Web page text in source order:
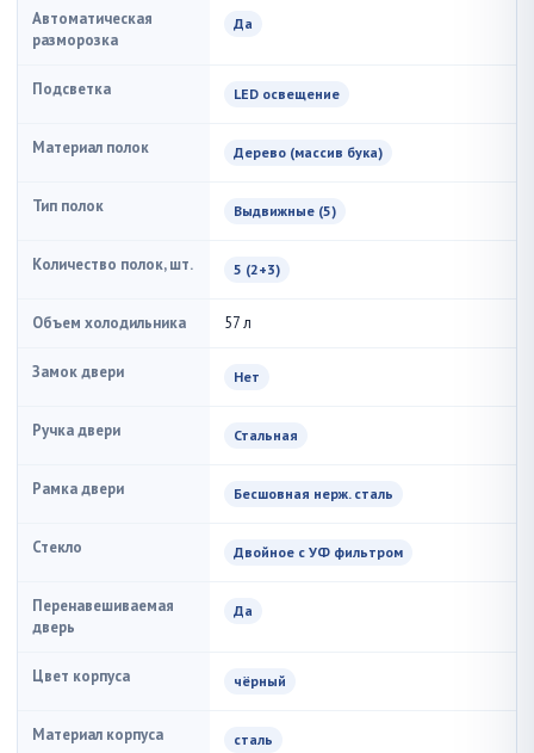
Автоматическая
разморозка
Да
Подсветка LED освещение
Материал полок Дерево (массив бука)
Тип полок Выдвижные (5)
Количество полок, шт. 5 (2+3)
Объем холодильника 57 л
Замок двери Нет
Ручка двери Стальная
Рамка двери Бесшовная нерж. сталь
Стекло Двойное с УФ фильтром
Перенавешиваемая
дверь
Да
Цвет корпуса чёрный
Материал корпуса сталь